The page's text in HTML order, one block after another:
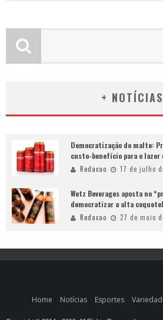
+ NOTÍCIAS
Democratização do malte:
custo-benefício para o lazer
Redacao 17 de julho
Wetz Beverages aposta no
democratizar a alta
Redacao 27 de maio
Home Notícias Esportes